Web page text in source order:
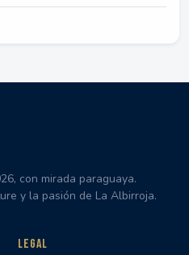
con mirada paraguaya.
y la pasión de La Albirroja.
LEGAL